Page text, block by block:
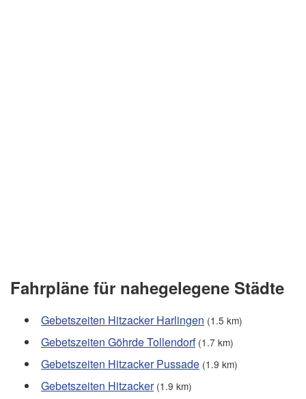
Fahrpläne für nahegelegene Städte
Gebetszeiten Hitzacker Harlingen (1.5 km)
Gebetszeiten Göhrde Tollendorf (1.7 km)
Gebetszeiten Hitzacker Pussade (1.9 km)
Gebetszeiten Hitzacker (1.9 km)